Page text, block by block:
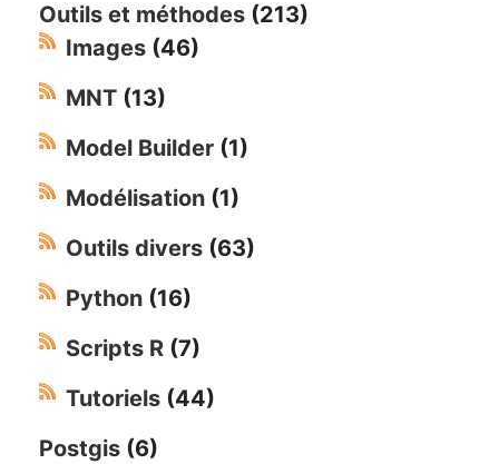
Outils et méthodes (213)
Images (46)
MNT (13)
Model Builder (1)
Modélisation (1)
Outils divers (63)
Python (16)
Scripts R (7)
Tutoriels (44)
Postgis (6)